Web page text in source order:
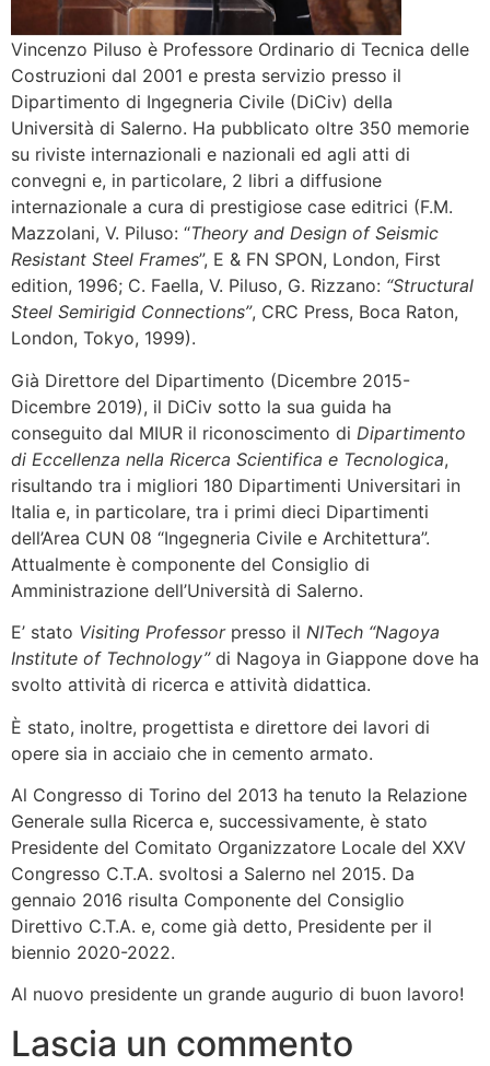
Vincenzo Piluso è Professore Ordinario di Tecnica delle
Costruzioni dal 2001 e presta servizio presso il
Dipartimento di Ingegneria Civile (DiCiv) della
Università di Salerno. Ha pubblicato oltre 350 memorie
su riviste internazionali e nazionali ed agli atti di
convegni e, in particolare, 2 libri a diffusione
internazionale a cura di prestigiose case editrici (F.M.
Mazzolani, V. Piluso: “Theory and Design of Seismic
Resistant Steel Frames”, E & FN SPON, London, First
edition, 1996; C. Faella, V. Piluso, G. Rizzano: “Structural
Steel Semirigid Connections”, CRC Press, Boca Raton,
London, Tokyo, 1999).
Già Direttore del Dipartimento (Dicembre 2015-
Dicembre 2019), il DiCiv sotto la sua guida ha
conseguito dal MIUR il riconoscimento di Dipartimento
di Eccellenza nella Ricerca Scientifica e Tecnologica,
risultando tra i migliori 180 Dipartimenti Universitari in
Italia e, in particolare, tra i primi dieci Dipartimenti
dell’Area CUN 08 “Ingegneria Civile e Architettura”.
Attualmente è componente del Consiglio di
Amministrazione dell’Università di Salerno.
E’ stato Visiting Professorpresso il NITech “Nagoya
Institute of Technology”di Nagoya in Giappone dove ha
svolto attività di ricerca e attività didattica.
È stato, inoltre, progettista e direttore dei lavori di
opere sia in acciaio che in cemento armato.
Al Congresso di Torino del 2013 ha tenuto la Relazione
Generale sulla Ricerca e, successivamente, è stato
Presidente del Comitato Organizzatore Locale del XXV
Congresso C.T.A. svoltosi a Salerno nel 2015. Da
gennaio 2016 risulta Componente del Consiglio
Direttivo C.T.A. e, come già detto, Presidente per il
biennio 2020-2022.
Al nuovo presidente un grande augurio di buon lavoro!
Lascia un commento